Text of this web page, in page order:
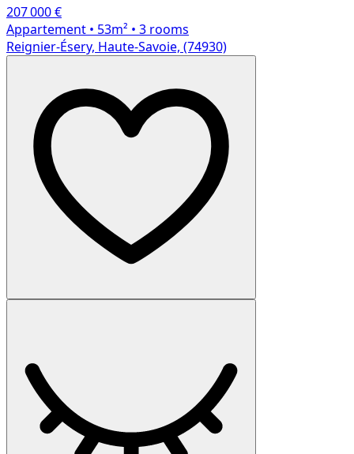
207 000 €
Appartement • 53m² • 3 rooms
Reignier-Ésery, Haute-Savoie, (74930)